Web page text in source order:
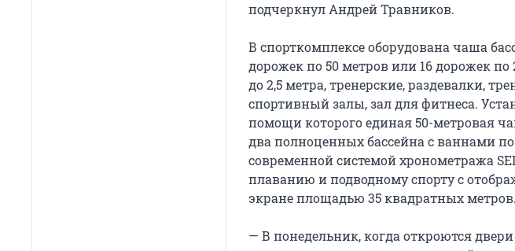
подчеркнул Андрей Травников.
В спорткомплексе оборудована чаша
дорожек по 50 метров или 16 дорожек
до 2,5 метра, тренерские, раздевалки,
спортивный залы, зал для фитнеса.
помощи которого единая 50-метровая
два полноценных бассейна с ваннами
современной системой хронометража
плаванию и подводному спорту с
экране площадью 35 квадратных метров.
— В понедельник, когда откроются